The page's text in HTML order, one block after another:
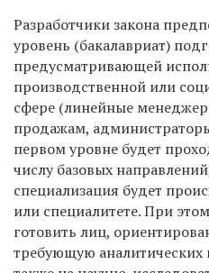
Разработчики закона
уровень (бакалавриат)
предусматривающей
производственной или
сфере (линейные
продажам,
первом уровне будет
числу базовых
специализация будет
или специалитете. При
готовить лиц,
требующую аналитических